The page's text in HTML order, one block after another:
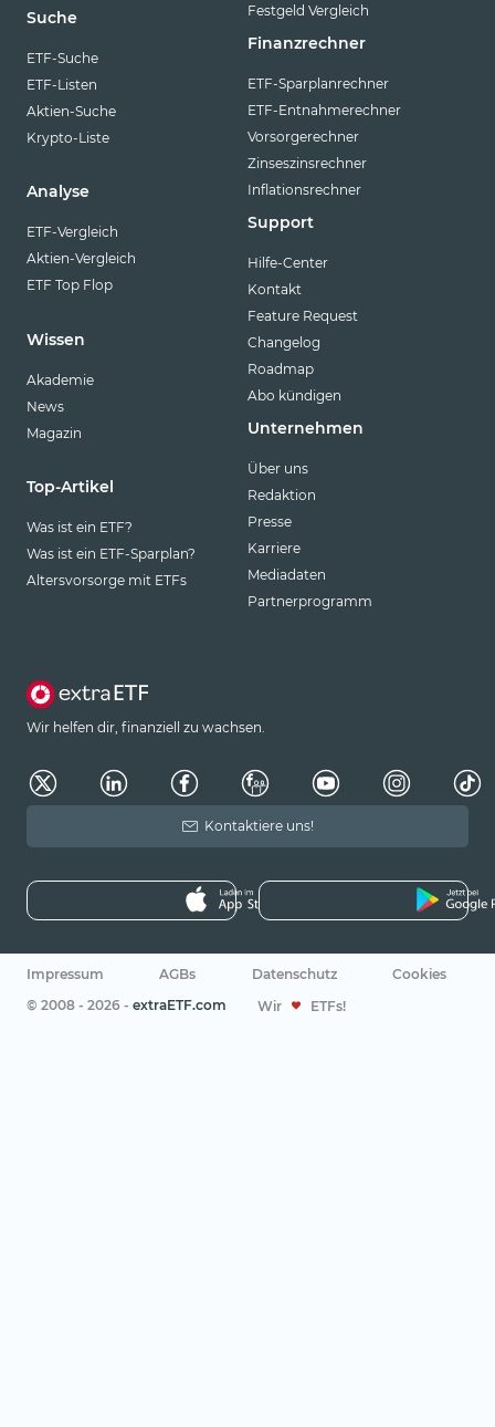
Suche
ETF-Suche
ETF-Listen
Aktien-Suche
Krypto-Liste
Analyse
ETF-Vergleich
Aktien-Vergleich
ETF Top Flop
Wissen
Akademie
News
Magazin
Top-Artikel
Was ist ein ETF?
Was ist ein ETF-Sparplan?
Altersvorsorge mit ETFs
Festgeld Vergleich
Finanzrechner
ETF-Sparplanrechner
ETF-Entnahmerechner
Vorsorgerechner
Zinseszinsrechner
Inflationsrechner
Support
Hilfe-Center
Kontakt
Feature Request
Changelog
Roadmap
Abo kündigen
Unternehmen
Über uns
Redaktion
Presse
Karriere
Mediadaten
Partnerprogramm
Wir helfen dir, finanziell zu wachsen.
Kontaktiere uns!
Impressum AGBs Datenschutz
Cookies
© 2008 - 2026 - extraETF.com Wir ETFs!